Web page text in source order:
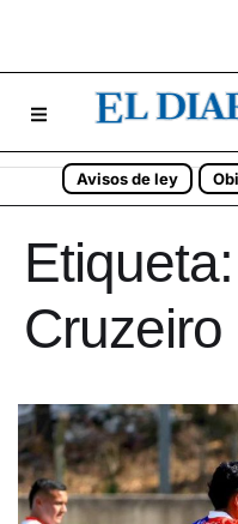
Avisos de ley
Etiqueta:
Cruzeiro